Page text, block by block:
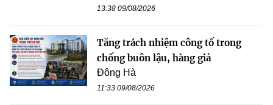
13:38 09/08/2026
Tăng trách nhiệm công tố trong
chống buôn lậu, hàng giả
Đông Hà
11:33 09/08/2026